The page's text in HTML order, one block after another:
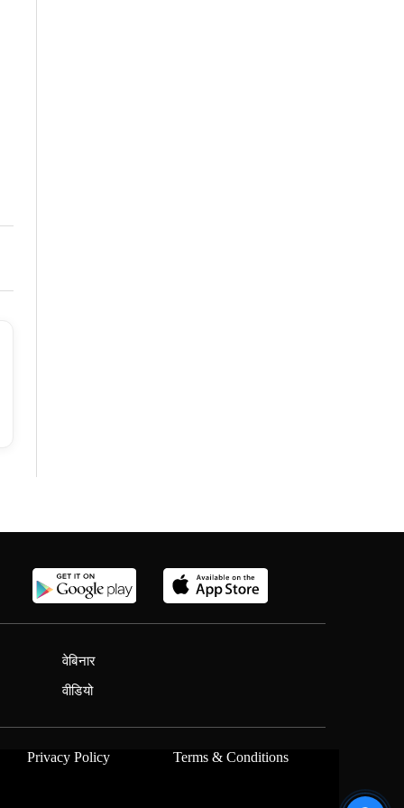
वेबिनार
वीडियो
Privacy Policy Terms & Conditions